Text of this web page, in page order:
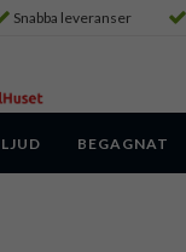
Snabba leveranser
LJUD BEGAGNAT